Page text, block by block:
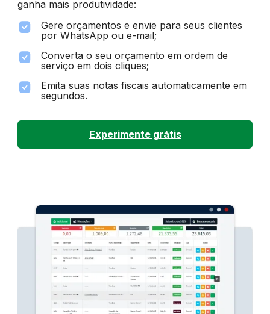
ganha mais produtividade:
Gere orçamentos e envie para seus clientes
por WhatsApp ou e-mail;
Converta o seu orçamento em ordem de
serviço em dois cliques;
Emita suas notas fiscais automaticamente em
segundos.
Experimente grátis